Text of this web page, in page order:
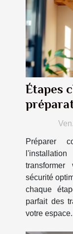
Étapes
escalier
Préparer
sécurité
chaque
parfait des
votre